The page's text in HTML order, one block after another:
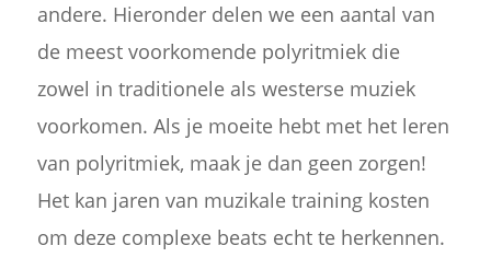
andere. Hieronder delen we een aantal van
de meest voorkomende polyritmiek die
zowel in traditionele als westerse muziek
voorkomen. Als je moeite hebt met het leren
van polyritmiek, maak je dan geen zorgen!
Het kan jaren van muzikale training kosten
om deze complexe beats echt te herkennen.